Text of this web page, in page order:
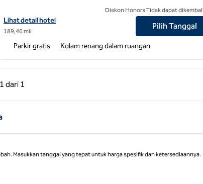
Lihat detail hotel untuk Hilton Asheville Biltmore Park
Lihat detail hotel
189,46 mil
Diskon Honors Tidak dapat
Pilih Tanggal
Parkir gratis Kolam renang dalam ruangan
1 dari 1
1 dari 1
1 dari 1
Masukkan tanggal yang tepat untuk harga spesifik dan ketersediaannya.